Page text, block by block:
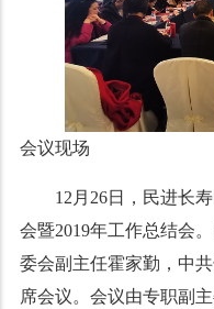
会议现场
12月26日，民进长
会暨2019年工作总结会
委会副主任霍家勤，中
席会议。会议由专职副主